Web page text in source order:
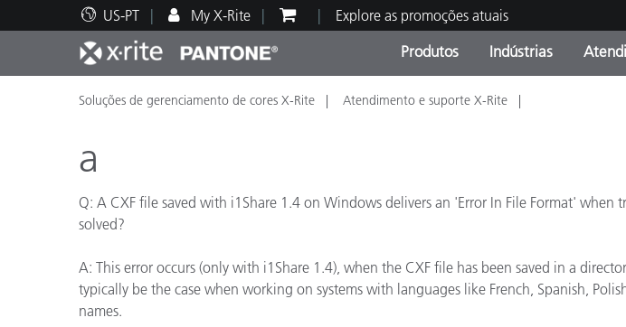
US-PT My X-Rite Explore as promoções atuais
Produtos
Principais produtos Categoria de Produtos
Indústrias
Impressão e Embalagem
Automotiva
Tintas e Revestimentos
Têxtil
Suporte Técnico Serviço de Manutenção
Recursos Educacionais Formação
Soluções de gerenciamento de cores X-Rite Atendimento e suporte X-Rite
a
Q: A CXF file saved with i1Share 1.4 on Windows delivers an 'Error In File Format'
solved?
A: This error occurs (only with i1Share 1.4), when the CXF file has been saved in a
typically be the case when working on systems with languages like French, Spanish,
names.